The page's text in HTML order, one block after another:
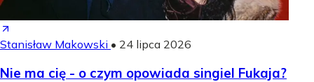
Stanisław Makowski • 24 lipca 2026
Nie ma cię - o czym opowiada singiel Fukaja?